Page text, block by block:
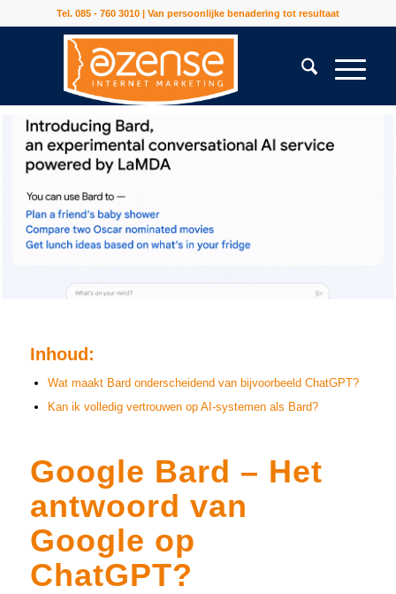
Tel. 085 - 760 3010 | Van persoonlijke benadering tot resultaat
Inhoud:
Wat maakt Bard onderscheidend van bijvoorbeeld ChatGPT?
Kan ik volledig vertrouwen op AI-systemen als Bard?
Google Bard – Het
antwoord van
Google op
ChatGPT?